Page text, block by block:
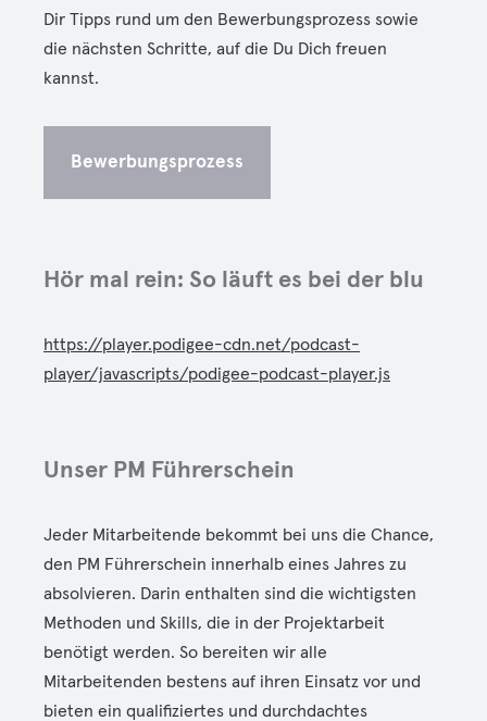
Dir Tipps rund um den Bewerbungsprozess sowie
die nächsten Schritte, auf die Du Dich freuen
kannst.
Bewerbungsprozess
Hör mal rein: So läuft es bei der blu
https://player.podigee-cdn.net/podcast-
player/javascripts/podigee-podcast-player.js
Unser PM Führerschein
Jeder Mitarbeitende bekommt bei uns die Chance,
den PM Führerschein innerhalb eines Jahres zu
absolvieren. Darin enthalten sind die wichtigsten
Methoden und Skills, die in der Projektarbeit
benötigt werden. So bereiten wir alle
Mitarbeitenden bestens auf ihren Einsatz vor und
bieten ein qualifiziertes und durchdachtes